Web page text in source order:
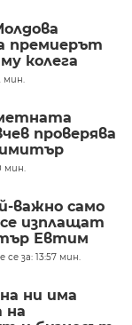
премиерът
колега
мин.
проверява
мин.
важно само
изплащат
Евтим
се за: 13:57 мин.
ни има
на